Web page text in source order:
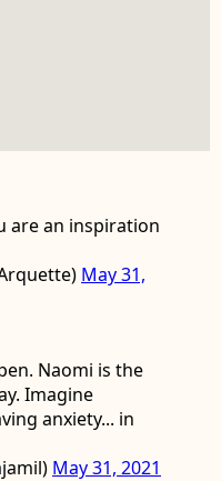
are an inspiration
May 31,
Naomi is the
Imagine
anxiety... in
May 31, 2021